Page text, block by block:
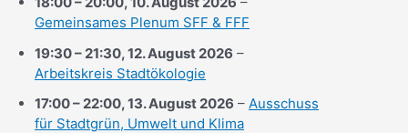
Gemeinsames Plenum SFF & FFF
19:30– 21:30,12. August 2026 –
Arbeitskreis Stadtökologie
17:00– 22:00,13. August 2026 – Ausschuss
für Stadtgrün, Umwelt und Klima